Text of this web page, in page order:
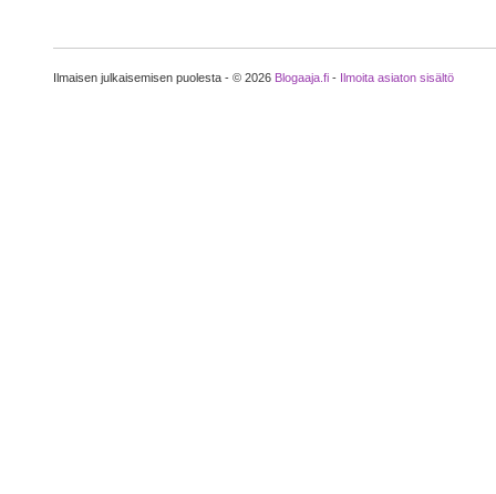
Ilmaisen julkaisemisen puolesta - © 2026 Blogaaja.fi- Ilmoita asiaton sisältö